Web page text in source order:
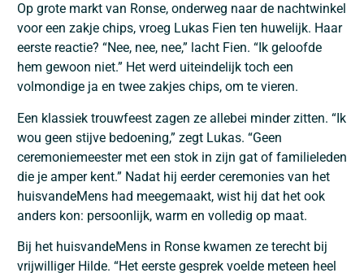
Op grote markt van Ronse, onderweg naar de nachtwinkel
voor een zakje chips, vroeg Lukas Fien ten huwelijk. Haar
eerste reactie? “Nee, nee, nee,” lacht Fien. “Ik geloofde
hem gewoon niet.” Het werd uiteindelijk toch een
volmondige ja en twee zakjes chips, om te vieren.
Een klassiek trouwfeest zagen ze allebei minder zitten. “Ik
wou geen stijve bedoening,” zegt Lukas. “Geen
ceremoniemeester met een stok in zijn gat of familieleden
die je amper kent.” Nadat hij eerder ceremonies van het
huisvandeMens had meegemaakt, wist hij dat het ook
anders kon: persoonlijk, warm en volledig op maat.
Bij het huisvandeMens in Ronse kwamen ze terecht bij
vrijwilliger Hilde. “Het eerste gesprek voelde meteen heel